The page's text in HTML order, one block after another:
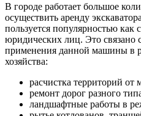
В городе работает большое
осуществить аренду
пользуется популярностью как
юридических лиц. Это связано
применения данной машины в
хозяйства:
расчистка территорий от
ремонт дорог разного
ландшафтные работы в